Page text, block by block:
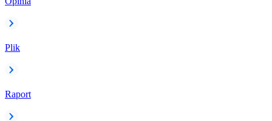
Plik
Raport